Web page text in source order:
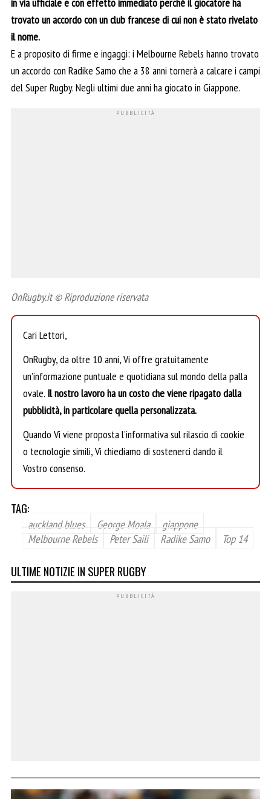
trovato un accordo con un club francese di cui non è stato rivelato
il nome.
E a proposito di firme e ingaggi: i Melbourne Rebels hanno trovato
un accordo con Radike Samo che a 38 anni tornerà a calcare i campi
del Super Rugby. Negli ultimi due anni ha giocato in Giappone.
OnRugby.it © Riproduzione riservata
Cari Lettori,
OnRugby, da oltre 10 anni, Vi offre gratuitamente
un’informazione puntuale e quotidiana sul mondo della palla
ovale. Il nostro lavoro ha un costo che viene ripagato dalla
pubblicità, in particolare quella personalizzata.
Quando Vi viene proposta l’informativa sul rilascio di cookie
o tecnologie simili, Vi chiediamo di sostenerci dando il
Vostro consenso.
TAG:
auckland blues George Moala
giappone
Melbourne Rebels
Peter Saili Radike Samo Top 14
ULTIME NOTIZIE IN SUPER RUGBY